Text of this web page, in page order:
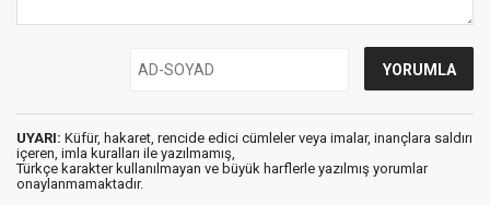
UYARI: Küfür, hakaret, rencide edici cümleler veya imalar, inançlara saldırı
içeren, imla kuralları ile yazılmamış,
Türkçe karakter kullanılmayan ve büyük harflerle yazılmış yorumlar
onaylanmamaktadır.